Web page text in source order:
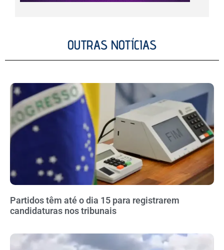
OUTRAS NOTÍCIAS
Partidos têm até o dia 15 para registrarem
candidaturas nos tribunais